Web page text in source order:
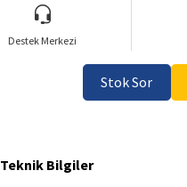
Destek Merkezi
Stok Sor
Teknik Bilgiler